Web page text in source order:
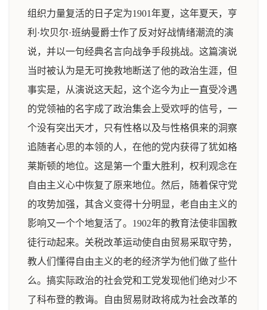
组织力量复活的日子定为1901年夏，这年夏天，亨
利·坎贝尔·班纳曼爵士作了反对好战情绪潮流的演
说，并以一句经典名言向战争手段挑战。这篇演说
当时被认为是无可挽救地断送了他的政治生涯，但
事实是，从演说这天起，这个迄今为止一直受冷遇
的党领袖的名字成了政治集会上受欢呼的信号，一
个没有突出天才，只有性格以及与性格俱来的洞察
追随者心思的本领的人，在他的党内获得了犹如格
莱斯顿的地位。这是第一个重大胜利，权利观念在
自由主义心中恢复了原来地位。然后，随着保守党
的攻势加强，其含义变得十分明显，老自由主义的
影响又一个个地复活了。1902年的教育法使非国教
徒行动起来。关税改革运动使自由贸易采取守势，
教人们懂得自由主义的老的经济学为他们做了些什
么。搞实际政治的社会党和工党发现他们绝对少不
了科布登的教诲。自由贸易财政将成为社会改革的